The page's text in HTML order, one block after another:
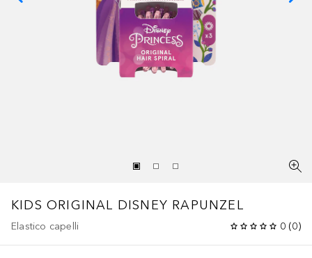
KIDS ORIGINAL DISNEY RAPUNZEL
Elastico capelli 0 (0)